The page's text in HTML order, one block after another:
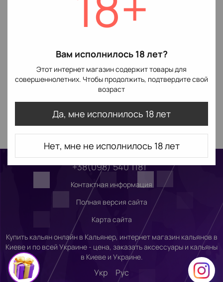
Вам исполнилось 18 лет?
Этот интернет магазин содержит товары для
совершеннолетних. Чтобы продолжить, подтвердите свой
возраст
Да, мне исполнилось 18 лет
Нет, мне не исполнилось 18 лет
+38(098) 540 1181
Контактная информация
Полная версия сайта
Карта сайта
Купить кальян онлайн в Кальянер, интернет магазин кальянов в
Киеве и по всей Украине - цена, заказать аксессуары и кальяны
в Киеве и Украине.
Укр Рус